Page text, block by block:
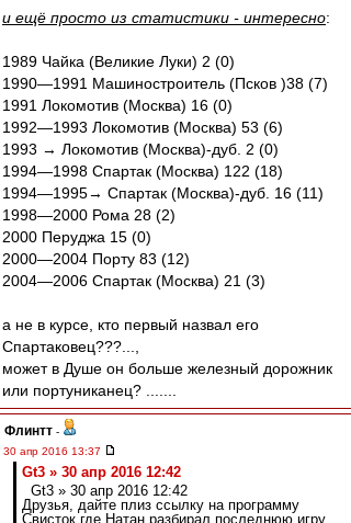
и ещё просто из статистики - интересно:
1989 Чайка (Великие Луки) 2 (0)
1990—1991 Машиностроитель (Псков )38 (7)
1991 Локомотив (Москва) 16 (0)
1992—1993 Локомотив (Москва) 53 (6)
1993 → Локомотив (Москва)-дуб. 2 (0)
1994—1998 Спартак (Москва) 122 (18)
1994—1995→ Спартак (Москва)-дуб. 16 (11)
1998—2000 Рома 28 (2)
2000 Перуджа 15 (0)
2000—2004 Порту 83 (12)
2004—2006 Спартак (Москва) 21 (3)
а не в курсе, кто первый назвал его
Спартаковец???...,
может в Душе он больше железный дорожник
или портуниканец? .......
Флинтт -
30 апр 2016 13:37
Gt3 » 30 апр 2016 12:42
Gt3 » 30 апр 2016 12:42
Друзья, дайте плиз ссылку на программу
Свисток где Натан разбирал последнюю игру